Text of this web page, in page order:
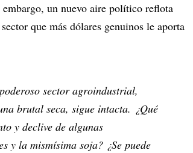
embargo, un nuevo aire político reflota
que más dólares genuinos le aporta
sector agroindustrial,
brutal seca, sigue intacta. ¿Qué
y declive de algunas
y la mismísima soja? ¿Se puede